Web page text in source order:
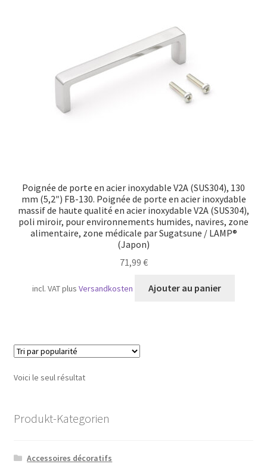
Poignée de porte en acier inoxydable V2A (SUS304), 130
mm (5,2″) FB-130. Poignée de porte en acier inoxydable
massif de haute qualité en acier inoxydable V2A (SUS304),
poli miroir, pour environnements humides, navires, zone
alimentaire, zone médicale par Sugatsune / LAMP®
(Japon)
71,99 €
incl. VATplusVersandkosten Ajouter au panier
Voici le seul résultat
Produkt-Kategorien
Accessoires décoratifs